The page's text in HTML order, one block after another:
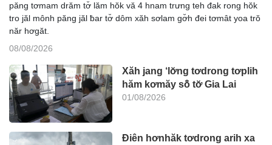
păng tơmam drăm tơ̆ lăm hŏk vă 4 hnam trưng teh đak rong hŏk
tro jăl mônh păng jăl ƀar tơ̆ dôm xăh sơlam gơ̆h đei tơmât yoa trŏ
năr hơgăt.
08/08/2026
Xăh jang ‘lơ̆ng tơdrong tơplih
hăm kơmăy sô̆ tơ̆ Gia Lai
01/08/2026
Điên hơnhăk tơdrong arih xa